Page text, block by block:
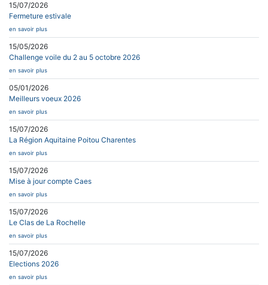
15/07/2026
Fermeture estivale
en savoir plus
15/05/2026
Challenge voile du 2 au 5 octobre 2026
en savoir plus
05/01/2026
Meilleurs voeux 2026
en savoir plus
15/07/2026
La Région Aquitaine Poitou Charentes
en savoir plus
15/07/2026
Mise à jour compte Caes
en savoir plus
15/07/2026
Le Clas de La Rochelle
en savoir plus
15/07/2026
Elections 2026
en savoir plus